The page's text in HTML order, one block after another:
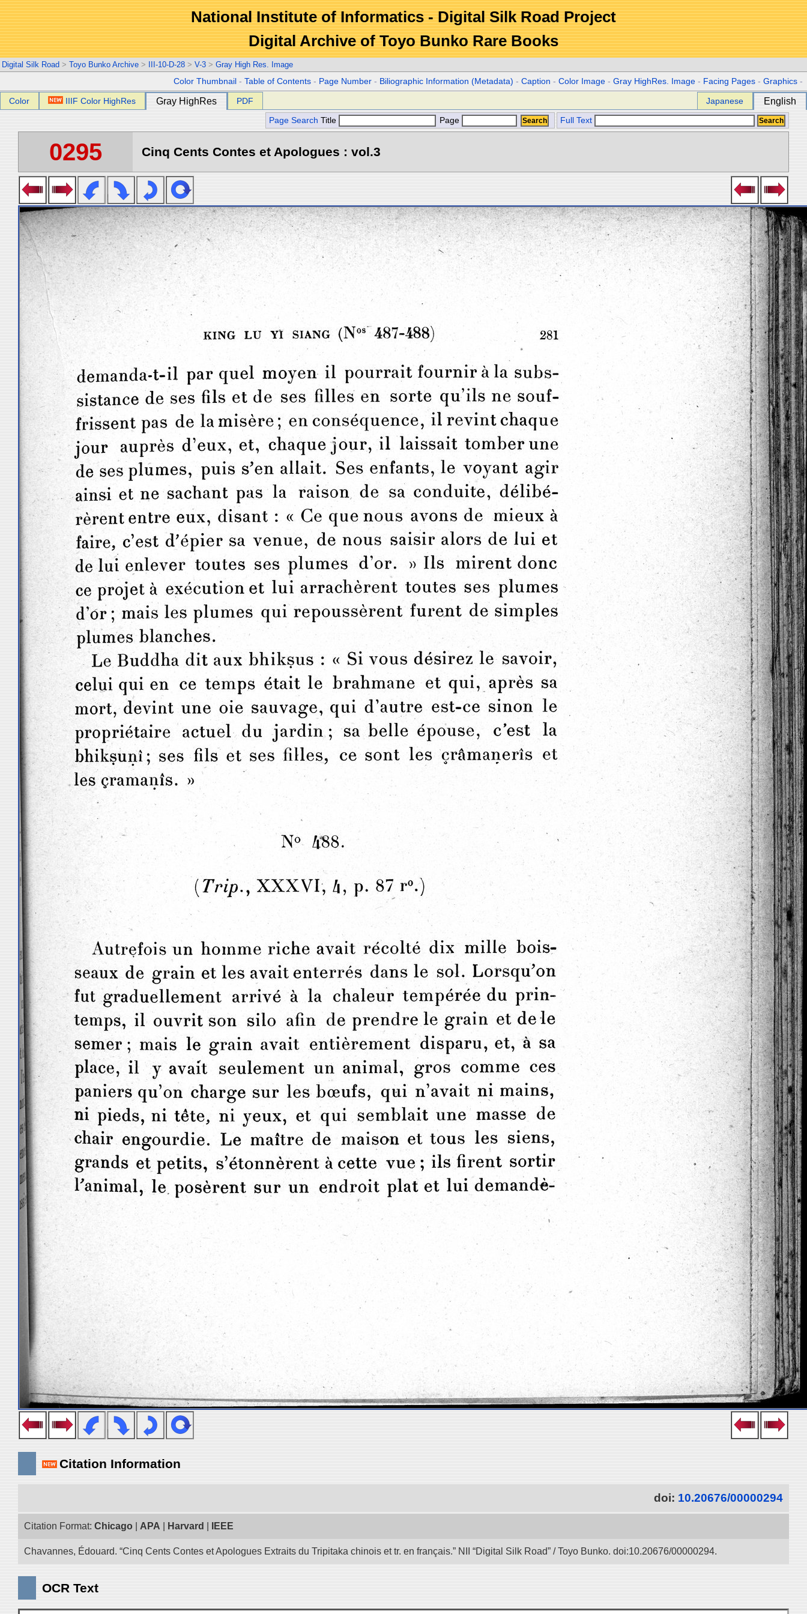
National Institute of Informatics - Digital Silk Road Project
Digital Archive of Toyo Bunko Rare Books
Digital Silk Road > Toyo Bunko Archive > III-10-D-28 > V-3 > Gray High Res. Image
Color Thumbnail -Table of Contents - Page Number - Biliographic Information (Metadata) -Caption -Color Image -Gray HighRes. Image - Facing Pages -Graphics -
Color IIIF Color HighRes Gray HighRes PDF Japanese English
Page Search Title Page Full Text
0295 Cinq Cents Contes et Apologues : vol.3
Citation Information
doi: 10.20676/00000294
Citation Format: Chicago APA Harvard IEEE
Chavannes, Édouard. “Cinq Cents Contes et Apologues Extraits du Tripitaka chinois et tr. en français.” NII “Digital Silk Road” / Toyo Bunko. doi:10.20676/00000294.
OCR Text